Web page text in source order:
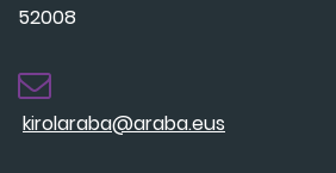
52008
kirolaraba@araba.eus